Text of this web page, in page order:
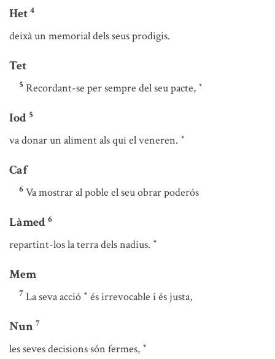
Het 4
deixà un memorial dels seus prodigis.
Tet
5 Recordant-se per sempre del seu pacte, *
Iod 5
va donar un aliment als qui el veneren. *
Caf
6 Va mostrar al poble el seu obrar poderós
Làmed 6
repartint-los la terra dels nadius. *
Mem
7 La seva acció * és irrevocable i és justa,
Nun 7
les seves decisions són fermes, *